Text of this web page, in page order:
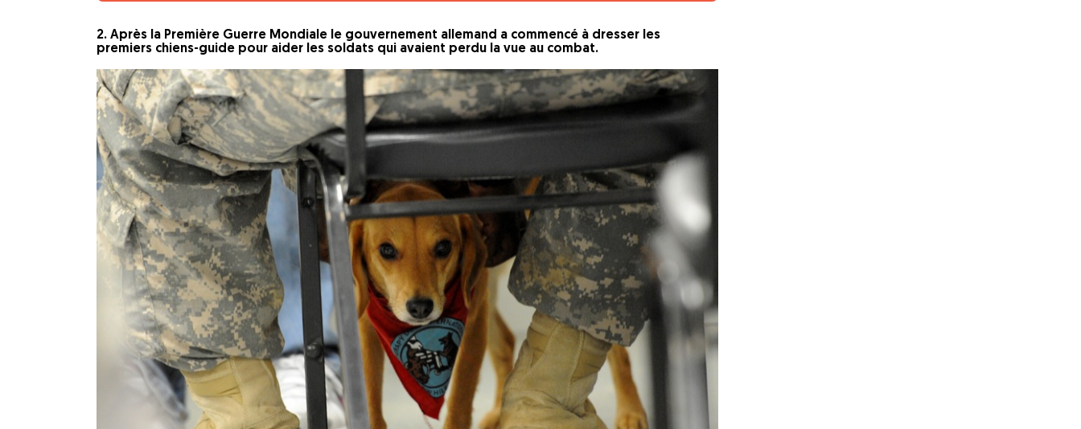
2. Après la Première Guerre Mondiale le gouvernement allemand a commencé à dresser les
premiers chiens-guide pour aider les soldats qui avaient perdu la vue au combat.